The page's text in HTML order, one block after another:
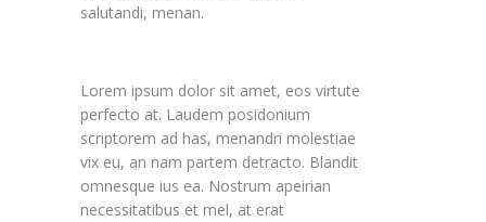
salutandi, menan.
Lorem ipsum dolor sit amet, eos virtute
perfecto at. Laudem posidonium
scriptorem ad has, menandri molestiae
vix eu, an nam partem detracto. Blandit
omnesque ius ea. Nostrum apeirian
necessitatibus et mel, at erat